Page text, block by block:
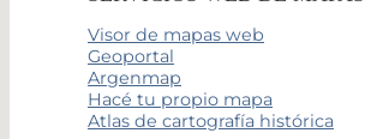
Visor de mapas web
Geoportal
Argenmap
Hacé tu propio mapa
Atlas de cartografía histórica